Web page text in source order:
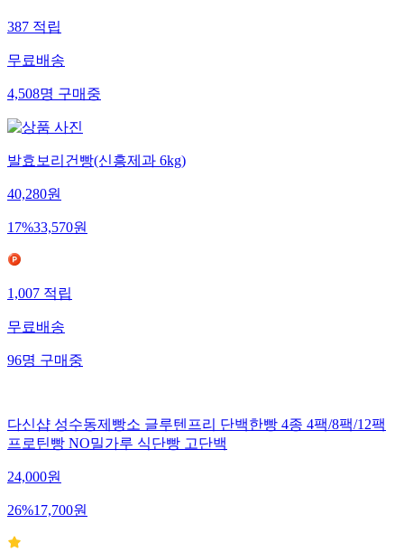
387 적립
무료배송
4,508명 구매중
발효보리건빵(신흥제과 6kg)
40,280원
17%33,570원
1,007 적립
무료배송
96명 구매중
다신샵 성수동제빵소 글루텐프리 단백한빵 4종 4팩/8팩/12팩
프로틴빵 NO밀가루 식단빵 고단백
24,000원
26%17,700원